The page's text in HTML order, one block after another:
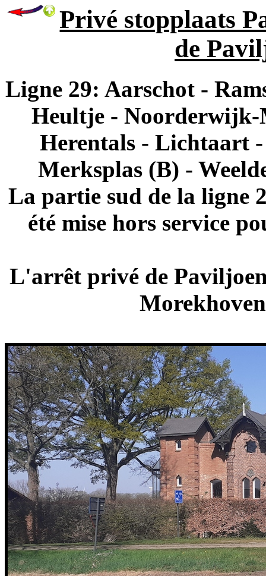
Privé stopplaats
de
Ligne 29: Aarschot -
Heultje - Noorderwijk-
Herentals - Lichtaart
Merksplas (B) -
La partie sud de la ligne
été mise hors service
L'arrêt privé de